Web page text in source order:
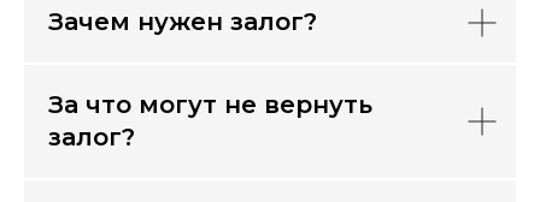
Зачем нужен залог?
За что могут не вернуть
залог?